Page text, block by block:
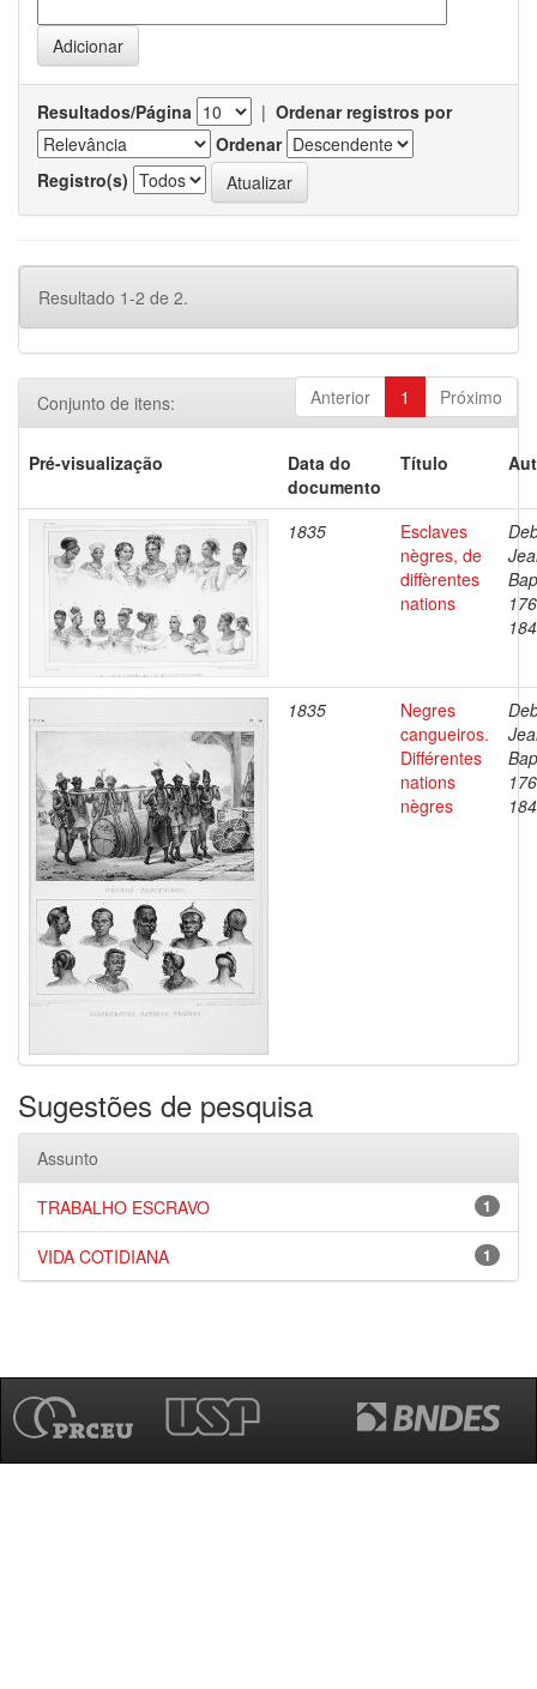
Resultados/Página | Ordenar registros por
Ordenar
Registro(s)
Resultado 1-2 de 2.
Anterior 1 Próximo
Conjunto de itens:
Pré-visualização
Data do
documento
Título
1835
Esclaves
nègres, de
diffèrentes
nations
1835
Negres
cangueiros.
Différentes
nations
nègres
Sugestões de pesquisa
Assunto
1
TRABALHO ESCRAVO
1
VIDA COTIDIANA